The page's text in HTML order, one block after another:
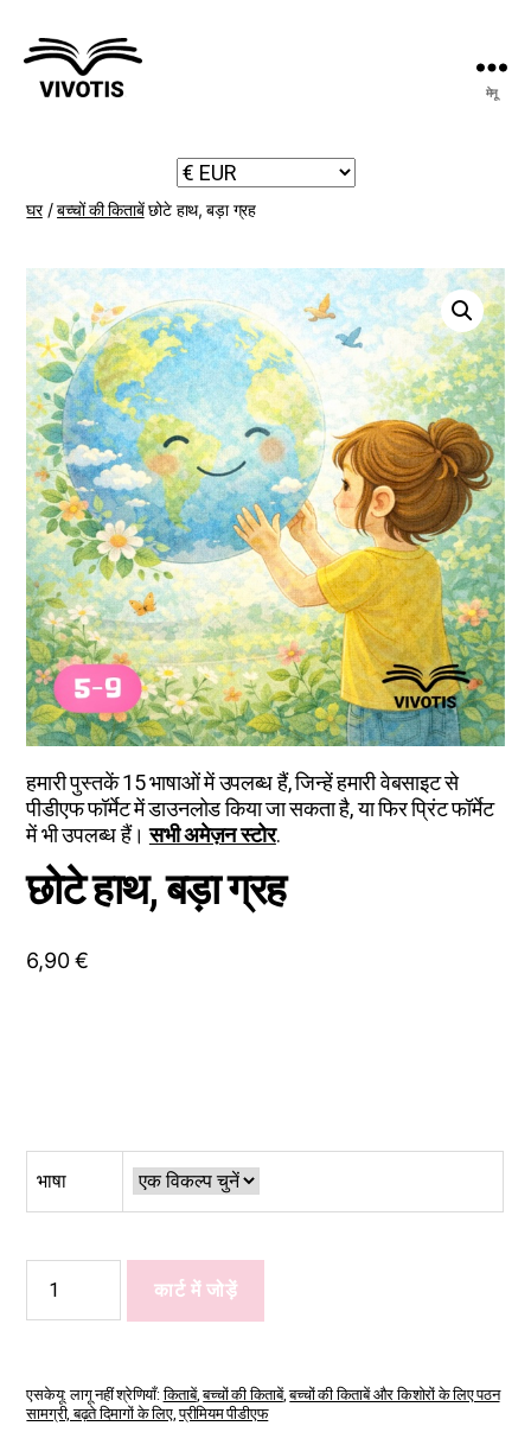
मेनू
घर/बच्चों की किताबेंछोटे हाथ, बड़ा ग्रह
हमारी पुस्तकें 15 भाषाओं में उपलब्ध हैं, जिन्हें हमारी वेबसाइट से
पीडीएफ फॉर्मेट में डाउनलोड किया जा सकता है, या फिर प्रिंट फॉर्मेट
में भी उपलब्ध हैं।सभी अमेज़न स्टोर.
छोटे हाथ, बड़ा ग्रह
6,90€
भाषा
Hands,
Big
कार्ट में जोड़ें
एसकेयू:लागू नहींश्रेणियाँ:किताबें,बच्चों की किताबें,बच्चों की किताबें और किशोरों के लिए पठन
सामग्री, बढ़ते दिमागों के लिए,प्रीमियम पीडीएफ